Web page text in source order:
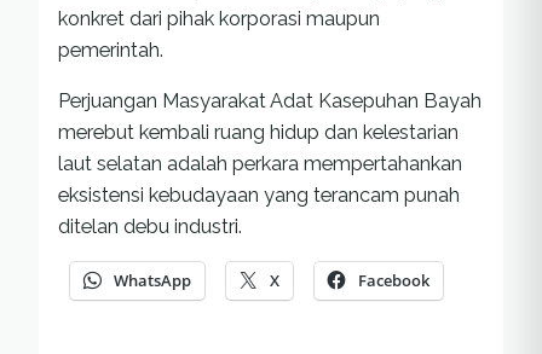
konkret dari pihak korporasi maupun
pemerintah.
Perjuangan Masyarakat Adat Kasepuhan Bayah
merebut kembali ruang hidup dan kelestarian
laut selatan adalah perkara mempertahankan
eksistensi kebudayaan yang terancam punah
ditelan debu industri.
WhatsApp X Facebook